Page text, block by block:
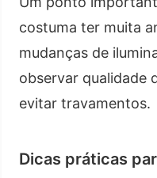
costuma ter muita
mudanças de
observar qualidade
evitar travamentos.
Dicas práticas